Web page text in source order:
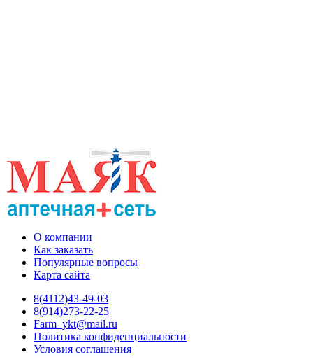
О компании
Как заказать
Популярные вопросы
Карта сайта
8(4112)43-49-03
8(914)273-22-25
Farm_ykt@mail.ru
Политика конфиденциальности
Условия соглашения